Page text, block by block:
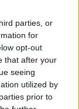
parties, or
for
opt-out
that after your
seeing
utilized by
prior to
susțin